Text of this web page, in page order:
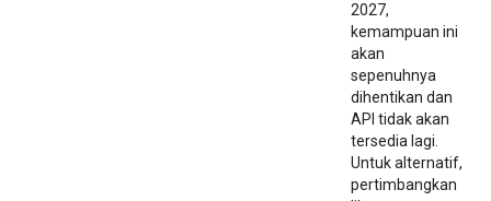
2027,
kemampuan ini
akan
sepenuhnya
dihentikan dan
API tidak akan
tersedia lagi.
Untuk alternatif,
pertimbangkan